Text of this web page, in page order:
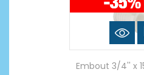
Embout 3/4'' x